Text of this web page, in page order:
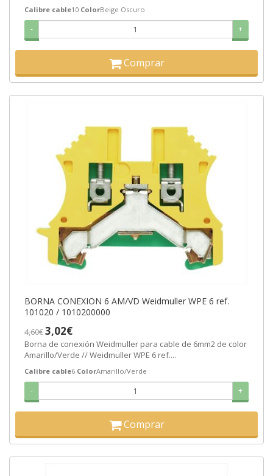
Calibre cable10 ColorBeige Oscuro
- +
Comprar
BORNA CONEXION 6 AM/VD Weidmuller WPE 6 ref.
101020 / 1010200000
4,60€3,02€
Borna de conexión Weidmuller para cable de 6mm2 de color
Amarillo/Verde // Weidmuller WPE 6 ref....
Calibre cable6 ColorAmarillo/Verde
- +
Comprar